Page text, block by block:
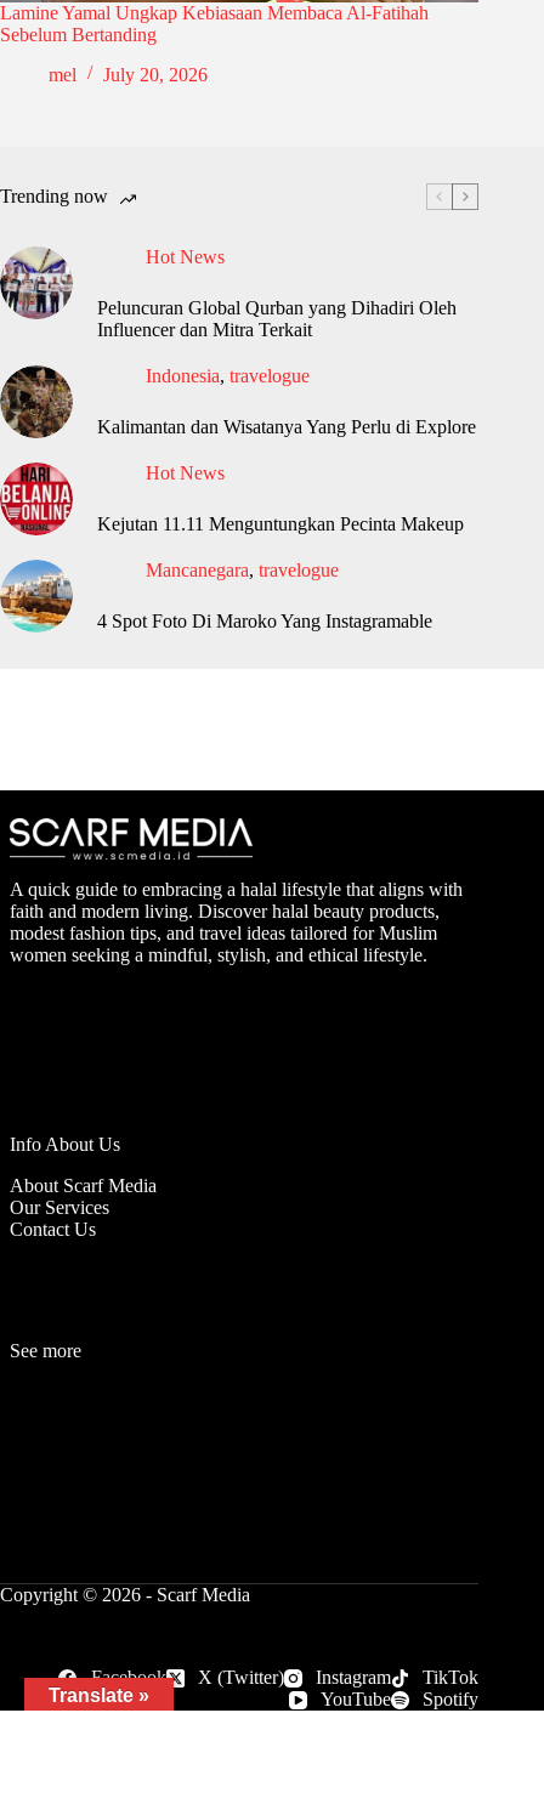
Lamine Yamal Ungkap Kebiasaan Membaca Al-Fatihah
Sebelum Bertanding
mel
July 20, 2026
Trending now
Hot News
Peluncuran Global Qurban yang Dihadiri Oleh
Influencer dan Mitra Terkait
Indonesia, travelogue
Kalimantan dan Wisatanya Yang Perlu di Explore
Hot News
Kejutan 11.11 Menguntungkan Pecinta Makeup
Mancanegara, travelogue
4 Spot Foto Di Maroko Yang Instagramable
A quick guide to embracing a halal lifestyle that aligns with
faith and modern living. Discover halal beauty products,
modest fashion tips, and travel ideas tailored for Muslim
women seeking a mindful, stylish, and ethical lifestyle.
Info About Us
About Scarf Media
Our Services
Contact Us
See more
Copyright © 2026 - Scarf Media
Facebook X (Twitter) Instagram
TikTok
YouTube
Spotify
Translate »